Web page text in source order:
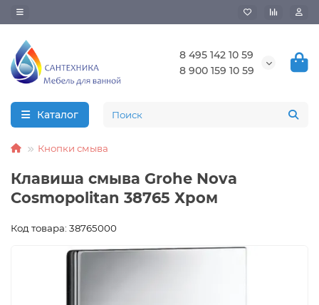
8 495 142 10 59
8 900 159 10 59
Каталог
Кнопки смыва
Клавиша смыва Grohe Nova
Cosmopolitan 38765 Хром
Код товара: 38765000